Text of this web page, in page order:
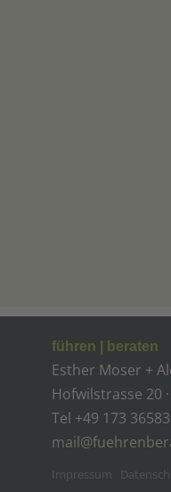
führen | beraten
Esther Moser +
Hofwilstrasse 20
Tel ‭+49 173
Impressum